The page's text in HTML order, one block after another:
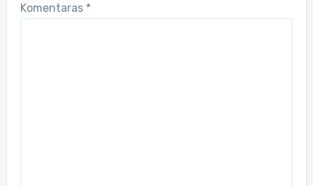
Komentaras *